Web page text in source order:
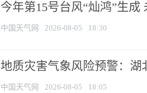
今年第15号台风“灿鸿”生成
中国天气网 2026-08-05 18:30
地质灾害气象风险预警：湖
中国天气网 2026-08-05 18:05